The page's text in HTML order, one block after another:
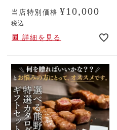
当店特別価格 ¥10,000
税込
詳細を見る